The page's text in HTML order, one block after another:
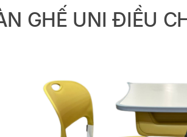
GHẾ UNI ĐIỀU